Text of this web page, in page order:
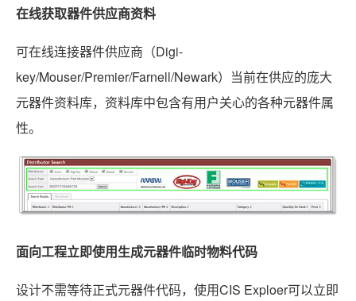
在线获取器件供应商资料
可在线连接器件供应商（Digi-
key/Mouser/Premier/Farnell/Newark）当前在供应的庞大
元器件资料库，资料库中包含有用户关心的各种元器件属
性。
面向工程立即使用生成元器件临时物料代码
设计不需等待正式元器件代码，使用CIS Exploer可以立即